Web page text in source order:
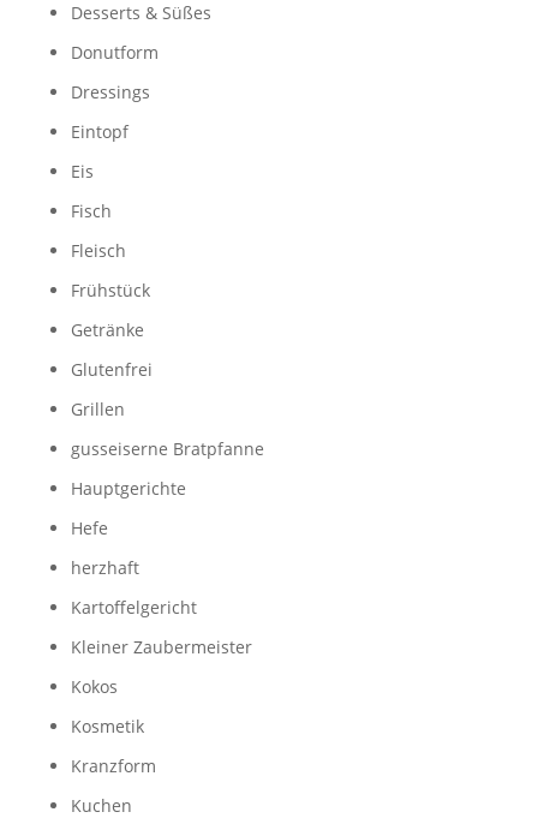
Desserts & Süßes
Donutform
Dressings
Eintopf
Eis
Fisch
Fleisch
Frühstück
Getränke
Glutenfrei
Grillen
gusseiserne Bratpfanne
Hauptgerichte
Hefe
herzhaft
Kartoffelgericht
Kleiner Zaubermeister
Kokos
Kosmetik
Kranzform
Kuchen